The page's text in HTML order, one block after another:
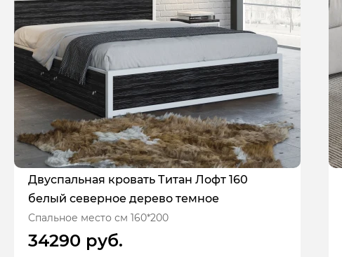
Двуспальная кровать Титан Лофт 160
белый северное дерево темное
Спальное место см 160*200
34290 руб.